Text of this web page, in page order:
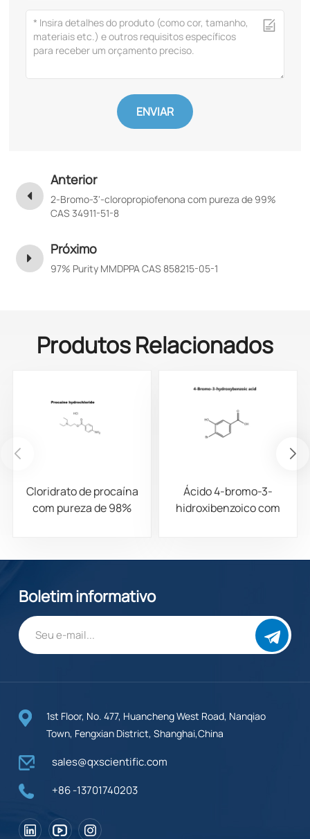
ENVIAR
Anterior
2-Bromo-3'-cloropropiofenona com pureza de 99%
CAS 34911-51-8
Próximo
97% Purity MMDPPA CAS 858215-05-1
Produtos Relacionados
Cloridrato de procaína
com pureza de 98%
Ácido 4-bromo-3-
hidroxibenzoico com
Boletim informativo
1st Floor, No. 477, Huancheng West Road, Nanqiao
Town, Fengxian District, Shanghai,China
sales@qxscientific.com
+86 -13701740203